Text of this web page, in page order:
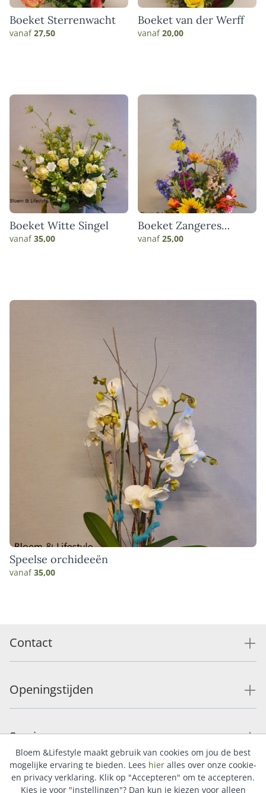
Boeket Sterrenwacht
vanaf27,50
Boeket van der Werff
vanaf20,00
Boeket Witte Singel
vanaf35,00
Boeket Zangeres
Zonder Naam
vanaf25,00
Speelse orchideeën
vanaf35,00
Contact
Openingstijden
Service
Populaire categorieën
Bloem &Lifestyle maakt gebruik van cookies om jou de best
mogelijke ervaring te bieden. Lees hier alles over onze cookie-
en privacy verklaring. Klik op "Accepteren" om te accepteren.
Kies je voor "instellingen"? Dan kun je kiezen voor alleen